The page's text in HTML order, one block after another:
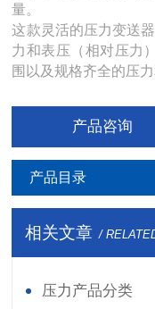
量。
这款灵活的压力变送
力和表压（相对压力
围以及规格齐全的压力
产品咨询
产品目录
相关文章 /
压力产品分类